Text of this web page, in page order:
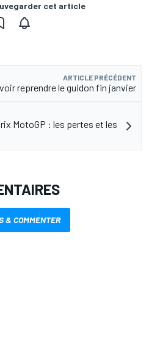
cet article
ARTICLE PRÉCÉDENT
reprendre le guidon fin janvier
MotoGP : les pertes et les
& COMMENTER